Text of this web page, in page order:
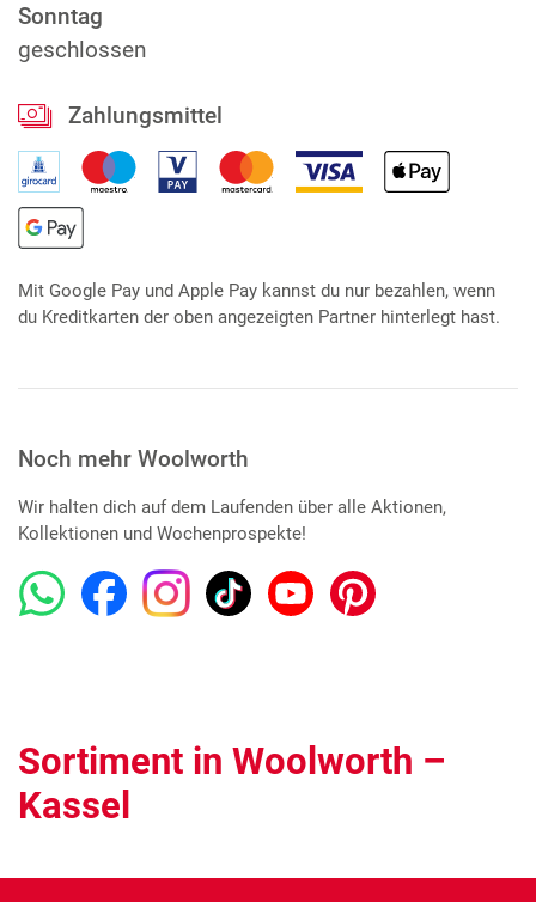
Sonntag
geschlossen
Zahlungsmittel
Mit Google Pay und Apple Pay kannst du nur bezahlen, wenn
du Kreditkarten der oben angezeigten Partner hinterlegt hast.
Noch mehr Woolworth
Wir halten dich auf dem Laufenden über alle Aktionen,
Kollektionen und Wochenprospekte!
Sortiment in Woolworth –
Kassel